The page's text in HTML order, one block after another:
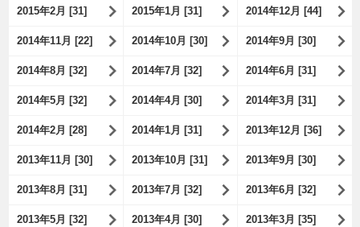
2015年2月 [31] 2015年1月 [31] 2014年12月 [44]
2014年11月 [22] 2014年10月 [30] 2014年9月 [30]
2014年8月 [32] 2014年7月 [32] 2014年6月 [31]
2014年5月 [32] 2014年4月 [30] 2014年3月 [31]
2014年2月 [28] 2014年1月 [31] 2013年12月 [36]
2013年11月 [30] 2013年10月 [31] 2013年9月 [30]
2013年8月 [31] 2013年7月 [32] 2013年6月 [32]
2013年5月 [32] 2013年4月 [30] 2013年3月 [35]